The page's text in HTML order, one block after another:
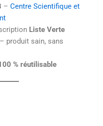
– Centre Scientifique et
Liste Verte
produit sain, sans
% réutilisable